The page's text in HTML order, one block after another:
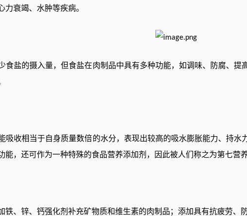
力衰竭、水肿等疾病。
食盐的摄入量，但食盐在肉制品中具有多种功能，如调味、防腐、
吸收相当于自身质量数倍的水分，表现出较高的吸水膨胀能力、持
能，还可作为一种特殊的食品营养添加剂，因此被人们称之为第七营养
铁、锌、钙强化剂补充矿物质和维生素的肉制品；添加具有抗疲劳、